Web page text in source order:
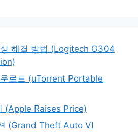
해결 방법 (Logitech G304
로드 (uTorrent Portable
(Apple Raises Price)
(Grand Theft Auto VI